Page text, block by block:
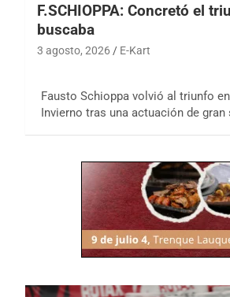
F.SCHIOPPA: Concretó el
buscaba
3 agosto, 2026 E-Kart
Fausto Schioppa volvió al triunfo
Invierno tras una actuación de gran